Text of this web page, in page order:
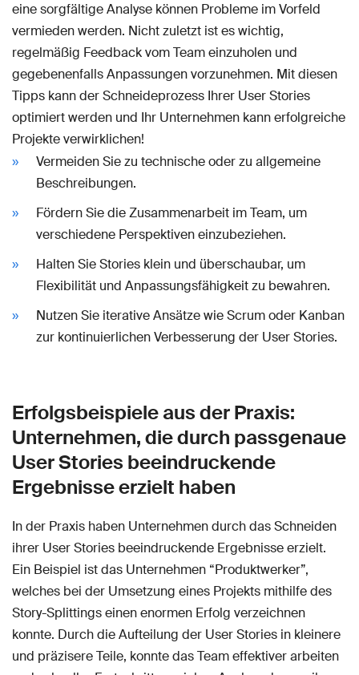
eine sorgfältige Analyse können Probleme im Vorfeld
vermieden werden. Nicht zuletzt ist es wichtig,
regelmäßig Feedback vom Team einzuholen und
gegebenenfalls Anpassungen vorzunehmen. Mit diesen
Tipps kann der Schneideprozess Ihrer User Stories
optimiert werden und Ihr Unternehmen kann erfolgreiche
Projekte verwirklichen!
Vermeiden Sie zu technische oder zu allgemeine
Beschreibungen.
Fördern Sie die Zusammenarbeit im Team, um
verschiedene Perspektiven einzubeziehen.
Halten Sie Stories klein und überschaubar, um
Flexibilität und Anpassungsfähigkeit zu bewahren.
Nutzen Sie iterative Ansätze wie Scrum oder Kanban
zur kontinuierlichen Verbesserung der User Stories.
Erfolgsbeispiele aus der Praxis:
Unternehmen, die durch passgenaue
User Stories beeindruckende
Ergebnisse erzielt haben
In der Praxis haben Unternehmen durch das Schneiden
ihrer User Stories beeindruckende Ergebnisse erzielt.
Ein Beispiel ist das Unternehmen “Produktwerker”,
welches bei der Umsetzung eines Projekts mithilfe des
Story-Splittings einen enormen Erfolg verzeichnen
konnte. Durch die Aufteilung der User Stories in kleinere
und präzisere Teile, konnte das Team effektiver arbeiten